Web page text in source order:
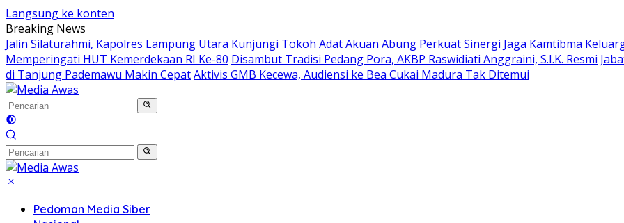
Langsung ke konten
Breaking News
Jalin Silaturahmi, Kapolres Lampung Utara Kunjungi Tokoh Adat Akuan Abung Perkuat Sinergi Jaga Kamtibma
Memperingati HUT Kemerdekaan RI Ke-80 Disambut Tradisi Pedang Pora, AKBP Raswidiati Anggraini, S.I.K. Resmi
di Tanjung Pademawu Makin CepatAktivis GMB Kecewa, Audiensi ke Bea Cukai Madura Tak Ditemui
Pedoman Media Siber